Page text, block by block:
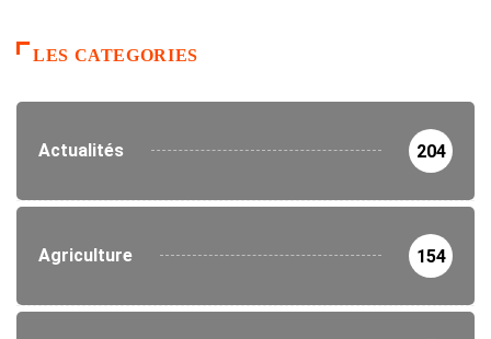
LES CATEGORIES
Actualités 204
Agriculture 154